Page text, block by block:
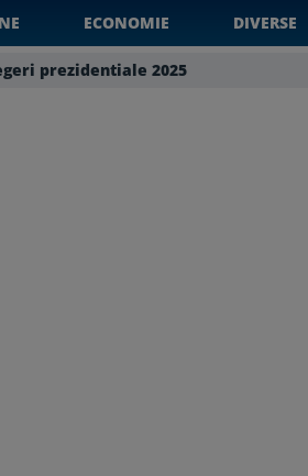
ECONOMIE DIVERSE
prezidentiale 2025